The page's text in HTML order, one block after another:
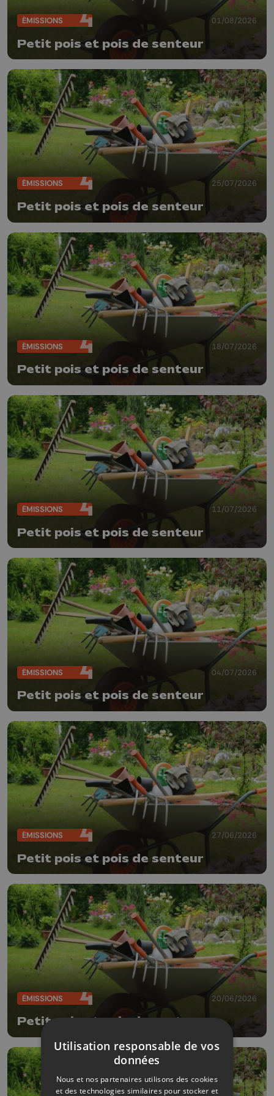
ÉMISSIONS 01/08/2026
Petit pois et pois de senteur
ÉMISSIONS 25/07/2026
Petit pois et pois de senteur
ÉMISSIONS 18/07/2026
Petit pois et pois de senteur
ÉMISSIONS 11/07/2026
Petit pois et pois de senteur
ÉMISSIONS 04/07/2026
Petit pois et pois de senteur
ÉMISSIONS 27/06/2026
Petit pois et pois de senteur
ÉMISSIONS 20/06/2026
Petit pois et pois de senteur
Utilisation responsable de vos
données
Nous et nos partenaires utilisons des cookies
et des technologies similaires pour stocker et